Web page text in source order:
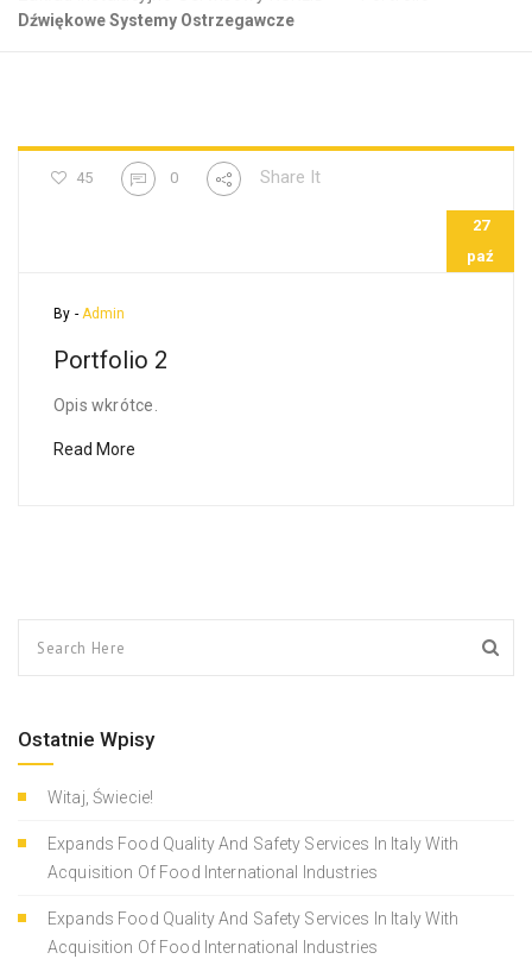
Dźwiękowe Systemy Ostrzegawcze
45 0 Share It
27
paź
By - Admin
Portfolio 2
Opis wkrótce.
Read More
Ostatnie Wpisy
Witaj, Świecie!
Expands Food Quality And Safety Services In Italy With
Acquisition Of Food International Industries
Expands Food Quality And Safety Services In Italy With
Acquisition Of Food International Industries